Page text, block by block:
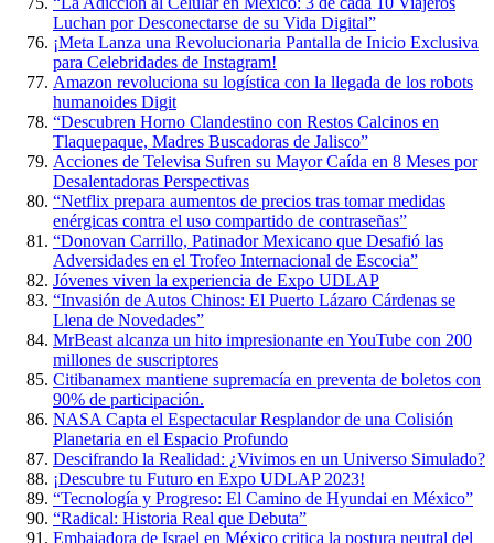
Luchan por Desconectarse de su Vida Digital”
¡Meta Lanza una Revolucionaria Pantalla de Inicio Exclusiva
para Celebridades de Instagram!
Amazon revoluciona su logística con la llegada de los robots
humanoides Digit
“Descubren Horno Clandestino con Restos Calcinos en
Tlaquepaque, Madres Buscadoras de Jalisco”
Acciones de Televisa Sufren su Mayor Caída en 8 Meses por
Desalentadoras Perspectivas
“Netflix prepara aumentos de precios tras tomar medidas
enérgicas contra el uso compartido de contraseñas”
“Donovan Carrillo, Patinador Mexicano que Desafió las
Adversidades en el Trofeo Internacional de Escocia”
Jóvenes viven la experiencia de Expo UDLAP
“Invasión de Autos Chinos: El Puerto Lázaro Cárdenas se
Llena de Novedades”
MrBeast alcanza un hito impresionante en YouTube con 200
millones de suscriptores
Citibanamex mantiene supremacía en preventa de boletos con
90% de participación.
NASA Capta el Espectacular Resplandor de una Colisión
Planetaria en el Espacio Profundo
Descifrando la Realidad: ¿Vivimos en un Universo Simulado?
¡Descubre tu Futuro en Expo UDLAP 2023!
“Tecnología y Progreso: El Camino de Hyundai en México”
“Radical: Historia Real que Debuta”
Embajadora de Israel en México critica la postura neutral del